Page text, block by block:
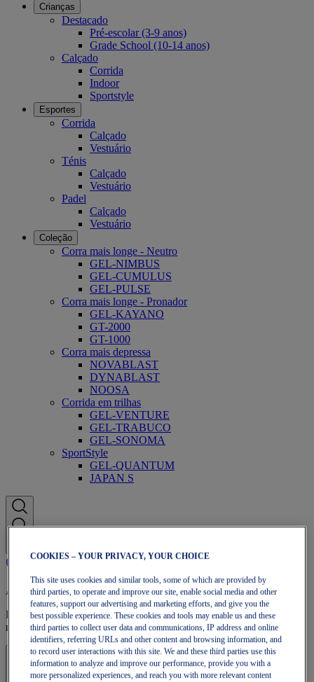
Crianças
Destacado
Pré-escolar (3-9 anos)
Grade School (10-14 anos)
Calçado
Corrida
Indoor
Sportstyle
Esportes
Corrida
Calçado
Vestuário
Ténis
Calçado
Vestuário
Padel
Calçado
Vestuário
Coleção
Corra mais longe - Neutro
GEL-NIMBUS
GEL-CUMULUS
GEL-PULSE
Corra mais longe - Pronador
GEL-KAYANO
GT-2000
GT-1000
Corra mais depressa
NOVABLAST
DYNABLAST
NOOSA
Corrida em trilhas
GEL-VENTURE
GEL-TRABUCO
GEL-SONOMA
SportStyle
GEL-QUANTUM
JAPAN S
Adesão OneASICS
Envio gratuito, devoluções gratuitas, descontos exclusivos e muito
mais com os benefícios de fidelização OneASICS™.
Iniciar sessão | Criar conta
COOKIES – YOUR PRIVACY, YOUR CHOICE
This site uses cookies and similar tools, some of which are provided by
third parties, to operate and improve our site, enable social media and other
features, support our advertising and marketing efforts, and give you the
best possible experience. These cookies and tools may enable us and these
third parties to collect user data and communications, IP address and online
identifiers, referring URLs and other content and browsing information, and
to record user interactions with this site. We and these third parties use this
information to analyze and improve our performance, provide you with a
more personalized experiences, and reach you with more relevant content